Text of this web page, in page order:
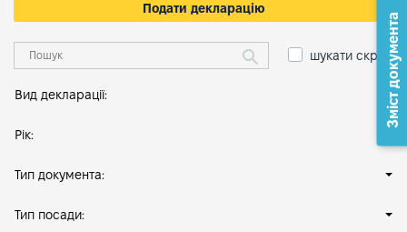
Подати декларацію
шукати скрізь
Вид декларації:
Рік:
Тип документа:
Тип посади:
Зміст документа